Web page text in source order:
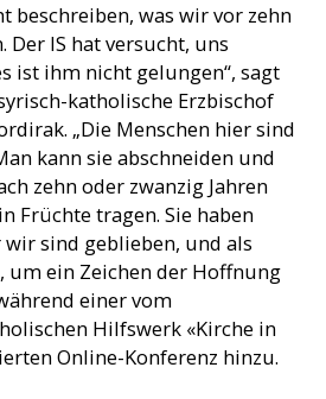
beschreiben, was wir vor zehn
Der IS hat versucht, uns
ist ihm nicht gelungen“, sagt
katholische Erzbischof
„Die Menschen hier sind
kann sie abschneiden und
zehn oder zwanzig Jahren
Früchte tragen. Sie haben
sind geblieben, und als
um ein Zeichen der Hoffnung
einer vom
Hilfswerk «Kirche in
Online-Konferenz hinzu.